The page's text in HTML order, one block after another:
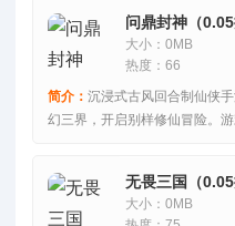
问鼎封神（
大小：0MB
热度：66
简介： 沉浸式古风回合制仙侠
幻三界，开启别样修仙冒险。
无畏三国（
大小：0MB